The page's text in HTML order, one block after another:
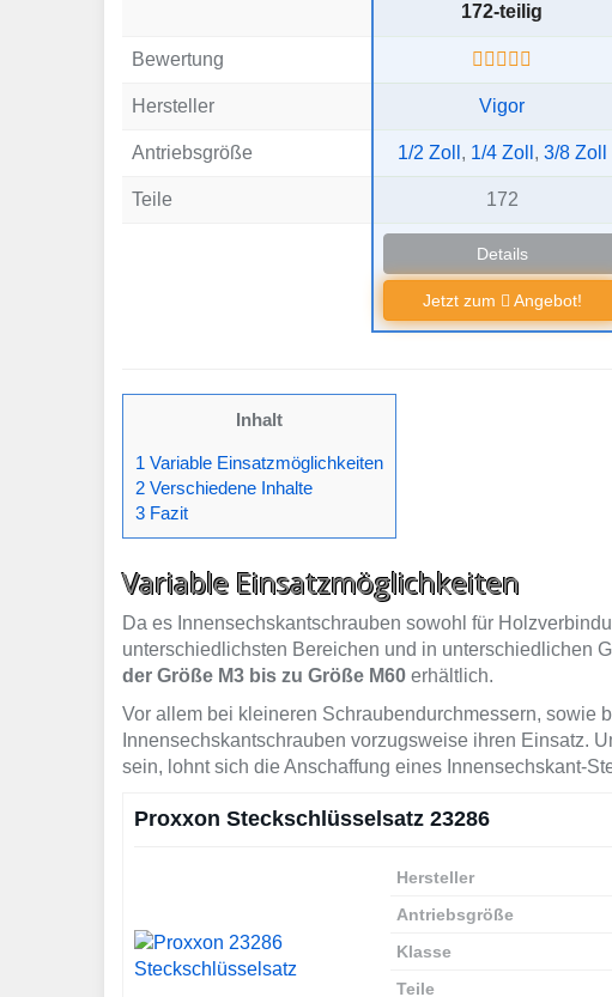
172-teilig
Bewertung
Hersteller Vigor
Antriebsgröße 1/2 Zoll , 1/4 Zoll , 3/8 Zoll
Teile 172
Details
Jetzt zum Angebot!
Inhalt
1 Variable Einsatzmöglichkeiten
2 Verschiedene Inhalte
3 Fazit
Variable Einsatzmöglichkeiten
Da es Innensechskantschrauben sowohl für
unterschiedlichsten Bereichen und in unterschiedlichen
der Größe M3 bis zu Größe M60 erhältlich.
Vor allem bei kleineren Schraubendurchmessern, sowie
Innensechskantschrauben vorzugsweise ihren Einsatz.
sein, lohnt sich die Anschaffung eines Innensechskant-
Proxxon Steckschlüsselsatz 23286
Hersteller
Antriebsgröße
Klasse
Teile